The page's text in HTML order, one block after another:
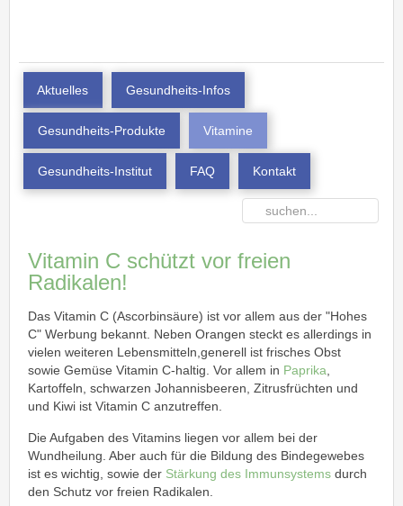
Aktuelles Gesundheits-Infos
Gesundheits-Produkte Vitamine
Gesundheits-Institut FAQ Kontakt
Vitamin C schützt vor freien
Radikalen!
Das Vitamin C (Ascorbinsäure) ist vor allem aus der "Hohes
C" Werbung bekannt. Neben Orangen steckt es allerdings in
vielen weiteren Lebensmitteln,generell ist frisches Obst
sowie Gemüse Vitamin C-haltig. Vor allem in Paprika
Kartoffeln, schwarzen Johannisbeeren, Zitrusfrüchten und
und Kiwi ist Vitamin C anzutreffen.
Die Aufgaben des Vitamins liegen vor allem bei der
Wundheilung. Aber auch für die Bildung des Bindegewebes
ist es wichtig, sowie der Stärkung des Immunsystems durch
den Schutz vor freien Radikalen.